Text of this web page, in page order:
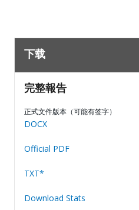
下载
完整報告
正式文件版本（可能有签字）
DOCX
Official PDF
TXT*
Download Stats